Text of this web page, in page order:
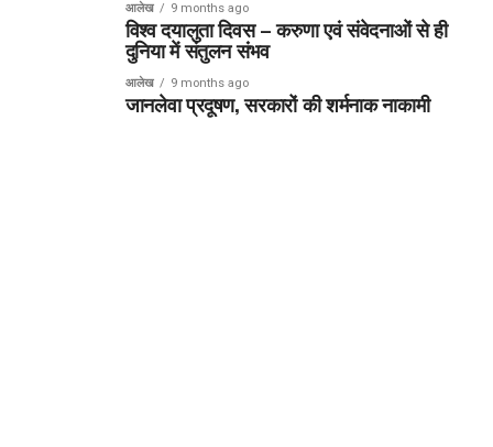
आलेख 9 months ago
विश्व दयालुता दिवस – करुणा एवं संवेदनाओं से ही
दुनिया में संतुलन संभव
आलेख 9 months ago
जानलेवा प्रदूषण, सरकारों की शर्मनाक नाकामी